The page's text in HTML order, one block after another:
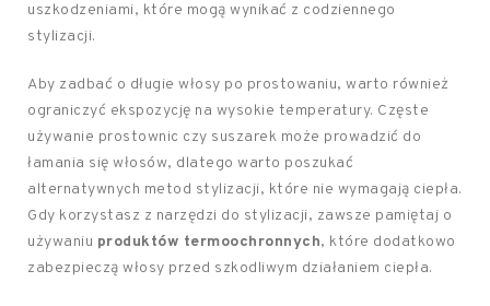
uszkodzeniami, które mogą wynikać z codziennego
stylizacji.
Aby zadbać o długie włosy po prostowaniu, warto również
ograniczyć ekspozycję na wysokie temperatury. Częste
używanie prostownic czy suszarek może prowadzić do
łamania się włosów, dlatego warto poszukać
alternatywnych metod stylizacji, które nie wymagają ciepła.
Gdy korzystasz z narzędzi do stylizacji, zawsze pamiętaj o
używaniu produktów termoochronnych, które dodatkowo
zabezpieczą włosy przed szkodliwym działaniem ciepła.